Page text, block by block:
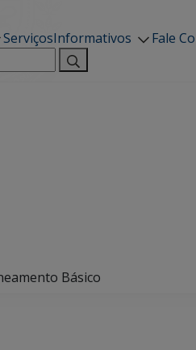
ServiçosInformativos Fale
Básico